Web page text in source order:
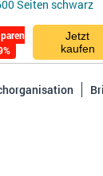
Seiten schwarz
Jetzt
kaufen